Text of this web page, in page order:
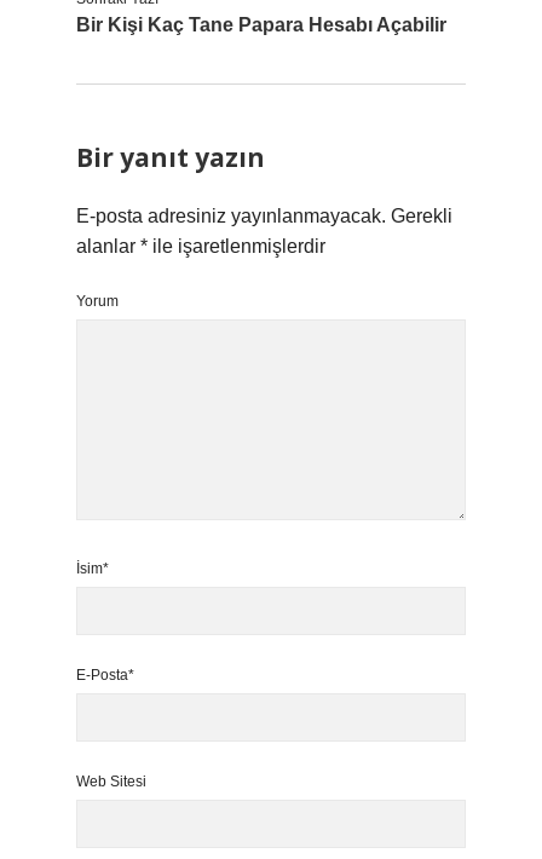
Bir Kişi Kaç Tane Papara Hesabı Açabilir
Bir yanıt yazın
E-posta adresiniz yayınlanmayacak. Gerekli
alanlar * ile işaretlenmişlerdir
Yorum
İsim*
E-Posta*
Web Sitesi